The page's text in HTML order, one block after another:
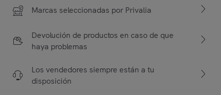
Marcas seleccionadas por Privalia
Devolución de productos en caso de que
haya problemas
Los vendedores siempre están a tu
disposición